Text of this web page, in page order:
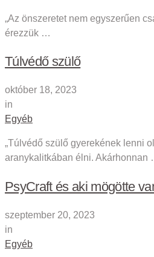
„Az önszeretet nem egyszerűen
érezzük …
Túlvédő szülő
október 18, 2023
in
Egyéb
„Túlvédő szülő gyerekének lenni
aranykalitkában élni. Akárhonnan
PsyCraft és aki mögötte
szeptember 20, 2023
in
Egyéb